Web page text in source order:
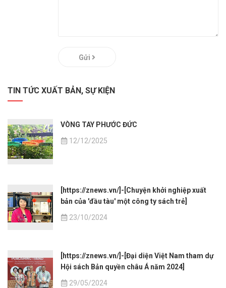
TIN TỨC XUẤT BẢN, SỰ KIỆN
VÒNG TAY PHƯỚC ĐỨC
12/12/2025
[https://znews.vn/]-[Chuyện khởi nghiệp xuất
bản của 'đầu tàu' một công ty sách trẻ]
23/10/2024
[https://znews.vn/]-[Đại diện Việt Nam tham dự
Hội sách Bản quyền châu Á năm 2024]
29/05/2024
Gửi